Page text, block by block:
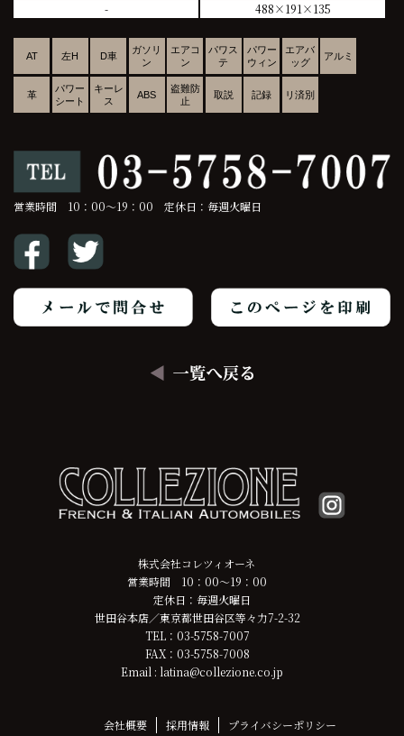
-
488×191×135
AT 左H D車
ガソリ
ン
エアコ
ン
パワス
テ
パワー
ウィン
エアバ
ッグ
アルミ
革
パワー
シート
キーレ
ス
ABS
盗難防
止
取説 記録 リ済別
営業時間 10：00～19：00 定休日：毎週火曜日
株式会社コレツィオーネ
営業時間 10：00～19：00
定休日：毎週火曜日
世田谷本店／東京都世田谷区等々力7-2-32
TEL：03-5758-7007
FAX：03-5758-7008
Email : latina@collezione.co.jp
会社概要 採用情報 プライバシーポリシー